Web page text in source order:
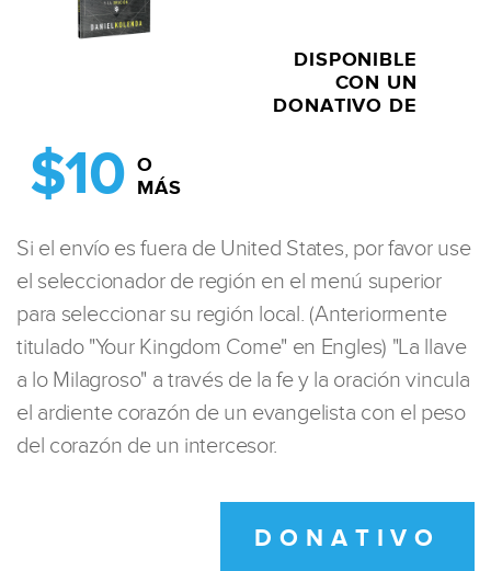
DISPONIBLE
CON UN
DONATIVO DE
$10 O
MÁS
Si el envío es fuera de United States, por favor use
el seleccionador de región en el menú superior
para seleccionar su región local. (Anteriormente
titulado "Your Kingdom Come" en Engles) "La llave
a lo Milagroso" a través de la fe y la oración vincula
el ardiente corazón de un evangelista con el peso
del corazón de un intercesor.
DONATIVO